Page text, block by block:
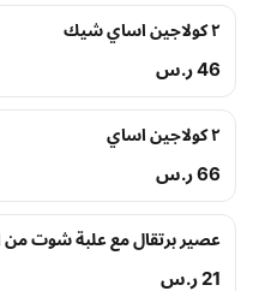
٢ كولاجين اساي شيك
46 ر.س
٢ كولاجين اساي
66 ر.س
عصير برتقال مع علبة شوت من
21 ر.س